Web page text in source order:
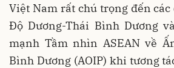
Việt Nam rất chú trọng đến
Độ Dương-Thái Bình Dương
mạnh Tầm nhìn ASEAN về
Bình Dương (AOIP) khi tương